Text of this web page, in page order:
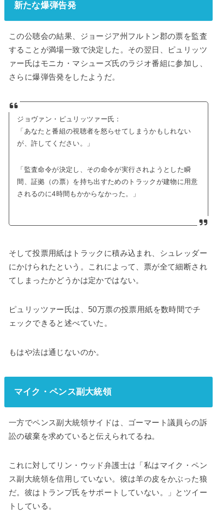
新たな爆弾告発
この公聴会の結果、ジョージア州フルトン郡の票を監査
することが満場一致で決定した。その翌日、ピュリッツ
ァー氏はモニカ・マシューズ氏のラジオ番組に参加し、
さらに爆弾告発をしたようだ。
ジョヴァン・ピュリッツァー氏：
「あなたと番組の視聴者を怒らせてしまうかもしれない
が、許してください。」
「監査命令が決定し、その命令が実行されようとした瞬
間、証拠（の票）を持ち出すためのトラックが建物に用意
されるのに4時間もかからなかった。」
そして投票用紙はトラックに積み込まれ、シュレッダー
にかけられたという。これによって、票が全て細断され
てしまったかどうかは定かではない。
ピュリッツァー氏は、50万票の投票用紙を数時間でチ
ェックできると述べていた。
もはや法は通じないのか。
マイク・ペンス副大統領
一方でペンス副大統領サイドは、ゴーマート議員らの訴
訟の破棄を求めていると伝えられてるね。
これに対してリン・ウッド弁護士は「私はマイク・ペン
ス副大統領を信用していない。彼は羊の皮をかぶった狼
だ。彼はトランプ氏をサポートしていない。」とツイー
トしている。